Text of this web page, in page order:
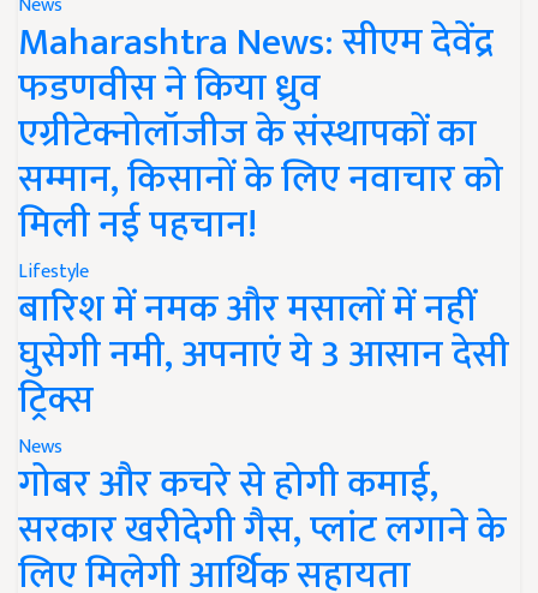
Maharashtra News: सीएम देवेंद्र
फडणवीस ने किया ध्रुव
एग्रीटेक्नोलॉजीज के संस्थापकों का
सम्मान, किसानों के लिए नवाचार को
मिली नई पहचान!
Lifestyle
बारिश में नमक और मसालों में नहीं
घुसेगी नमी, अपनाएं ये 3 आसान देसी
ट्रिक्स
News
गोबर और कचरे से होगी कमाई,
सरकार खरीदेगी गैस, प्लांट लगाने के
लिए मिलेगी आर्थिक सहायता